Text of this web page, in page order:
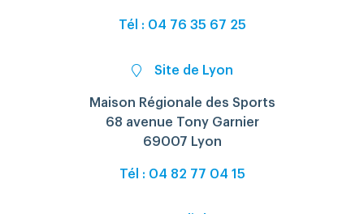
Tél : 04 76 35 67 25
Site de Lyon
Maison Régionale des Sports
68 avenue Tony Garnier
69007 Lyon
Tél : 04 82 77 04 15